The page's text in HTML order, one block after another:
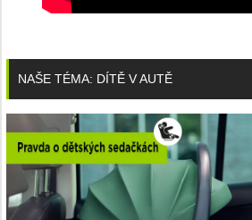
NAŠE TÉMA: DÍTĚ V AUTĚ